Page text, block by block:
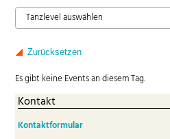
Tanzlevel auswählen
Zurücksetzen
Es gibt keine Events an diesem Tag.
Kontakt
Kontaktformular